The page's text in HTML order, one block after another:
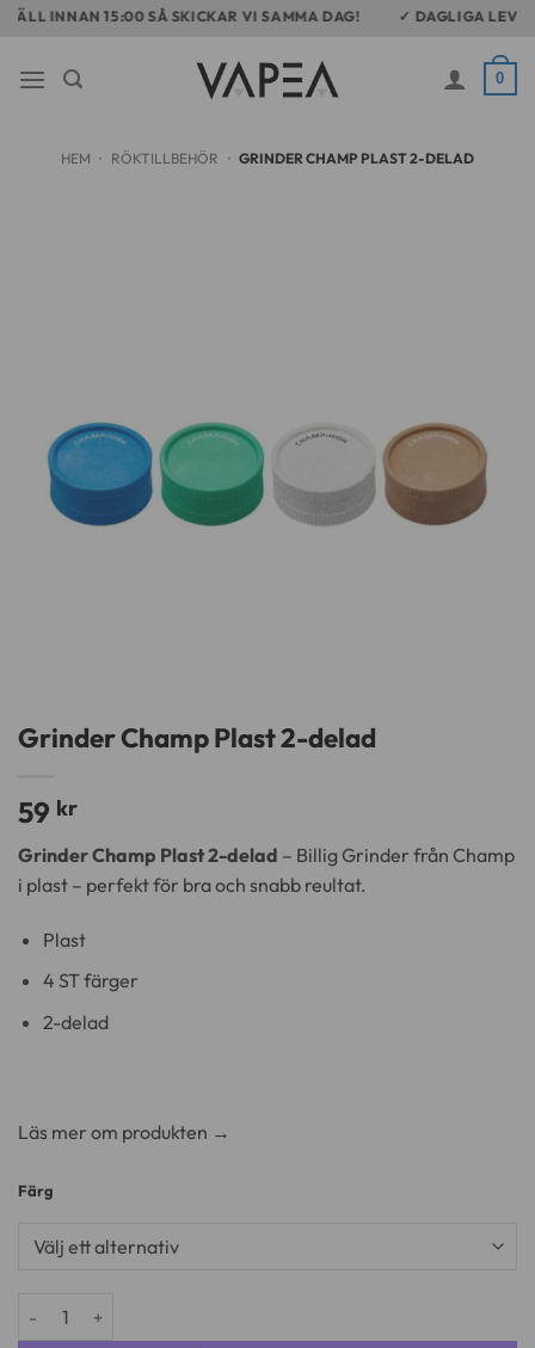
Skip
content
INNAN 15:00 SÅ SKICKAR VI SAMMA DAG! ✓ DAGLIGA
0
HEM • RÖKTILLBEHÖR • GRINDER CHAMP PLAST 2-DELAD
Grinder Champ Plast 2-delad
59 kr
Grinder Champ Plast 2-delad – Billig Grinder från Champ
i plast – perfekt för bra och snabb reultat.
Plast
4 ST färger
2-delad
Läs mer om produkten →
Färg